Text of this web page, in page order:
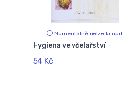
Momentálně nelze koupit
Hygiena ve včelařství
54 Kč